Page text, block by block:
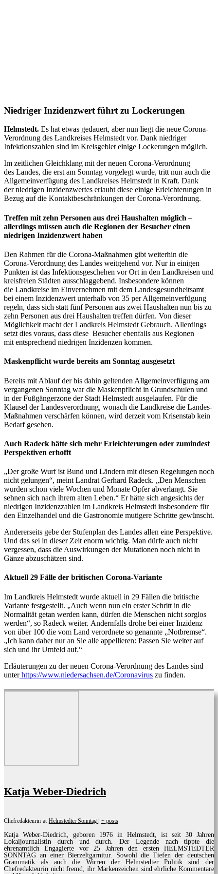
Niedriger Inzidenzwert führt zu Lockerungen
Helmstedt. Es hat etwas gedauert, aber nun liegt die neue Corona-
Verordnung des Landkreises Helmstedt vor. Dank niedriger
Infektionszahlen sind im Kreisgebiet einige Lockerungen möglich.
Im zeitlichen Gleichklang mit der neuen Corona-Verordnung
des Landes, die erst am Sonntag vorgelegt wurde, tritt nun auch die
Allgemeinverfügung des Landkreises Helmstedt in Kraft. Dank
der niedrigen Inzidenzwertes erlaubt diese einige Erleichterungen in
Bezug auf die Kontaktbeschränkungen der Corona-Verordnung.
Treffen mit zehn Personen aus drei Haushalten möglich –
allerdings müssen auch die Regionen der Besucher einen
niedrigen Inzidenzwert haben
Den Rahmen für die Corona-Maßnahmen gibt weiterhin die
Corona-Verordnung des Landes weitgehend vor. Nur in einigen
Punkten ist das Infektionsgeschehen vor Ort in den Landkreisen und
kreisfreien Städten ausschlaggebend. Insbesondere können
die Landkreise im Einvernehmen mit dem Landesgesundheitsamt
bei einem Inzidenzwert unterhalb von 35 per Allgemeinverfügung
regeln, dass sich statt fünf Personen aus zwei Haushalten nun bis zu
zehn Personen aus drei Haushalten treffen dürfen. Von dieser
Möglichkeit macht der Landkreis Helmstedt Gebrauch. Allerdings
setzt dies voraus, dass diese Besucher ebenfalls aus Regionen
mit entsprechend niedrigen Inzidenzen kommen.
Maskenpflicht wurde bereits am Sonntag ausgesetzt
Bereits mit Ablauf der bis dahin geltenden Allgemeinverfügung am
vergangenen Sonntag war die Maskenpflicht in Grundschulen und
in der Fußgängerzone der Stadt Helmstedt ausgelaufen. Für die
Klausel der Landesverordnung, wonach die Landkreise die Landes-
Maßnahmen verschärfen können, wird derzeit vom Krisenstab kein
Bedarf gesehen.
Auch Radeck hätte sich mehr Erleichterungen oder zumindest
Perspektiven erhofft
„Der große Wurf ist Bund und Ländern mit diesen Regelungen noch
nicht gelungen“, meint Landrat Gerhard Radeck. „Den Menschen
wurden schon viele Wochen und Monate Opfer abverlangt. Sie
sehnen sich nach ihrem alten Leben.“ Er hätte sich angesichts der
niedrigen Inzidenzzahlen im Landkreis Helmstedt insbesondere für
den Einzelhandel und die Gastronomie mutigere Schritte gewünscht.
Andererseits gebe der Stufenplan des Landes allen eine Perspektive.
Und das sei in dieser Zeit enorm wichtig. Man dürfe auch nicht
vergessen, dass die Auswirkungen der Mutationen noch nicht in
Gänze abzuschätzen sind.
Aktuell 29 Fälle der britischen Corona-Variante
Im Landkreis Helmstedt wurde aktuell in 29 Fällen die britische
Variante festgestellt. „Auch wenn nun ein erster Schritt in die
Normalität getan werden kann, dürfen die Menschen nicht sorglos
werden“, so Radeck weiter. Andernfalls drohe bei einer Inzidenz
von über 100 die vom Land verordnete so genannte „Notbremse“.
„Ich kann daher nur an Sie alle appellieren: Passen Sie weiter auf
sich und ihr Umfeld auf.“
Erläuterungen zu der neuen Corona-Verordnung des Landes sind
unterhttps://www.niedersachsen.de/Coronavirus zu finden.
Katja Weber-Diedrich
Chefredakteurin at Helmstedter Sonntag + posts
Katja Weber-Diedrich, geboren 1976 in Helmstedt, ist seit 30 Jahren
Lokaljournalistin durch und durch. Der Legende nach tippte die
ehrenamtlich Engagierte vor 25 Jahren den ersten HELMSTEDTER
SONNTAG an einer Bierzeltgarnitur. Sowohl die Tiefen der deutschen
Grammatik als auch die Wirren der Helmstedter Politik sind der
Chefredakteurin nicht fremd; ihr Markenzeichen sind ehrliche Kommentare